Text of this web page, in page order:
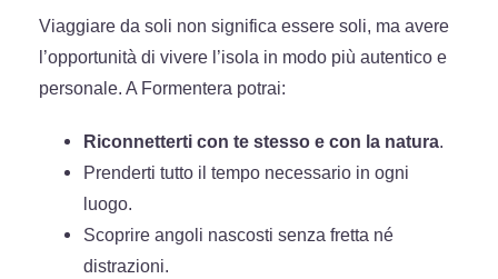
Viaggiare da soli non significa essere soli, ma avere
l’opportunità di vivere l’isola in modo più autentico e
personale. A Formentera potrai:
Riconnetterti con te stesso e con la natura.
Prenderti tutto il tempo necessario in ogni
luogo.
Scoprire angoli nascosti senza fretta né
distrazioni.